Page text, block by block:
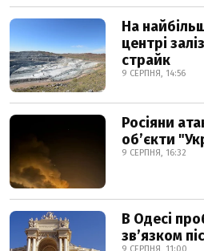
На
центрі
страйк
9 СЕРПНЯ, 14:56
Росіяни
обʼєкти
9 СЕРПНЯ, 16:32
В Одесі
звʼязком